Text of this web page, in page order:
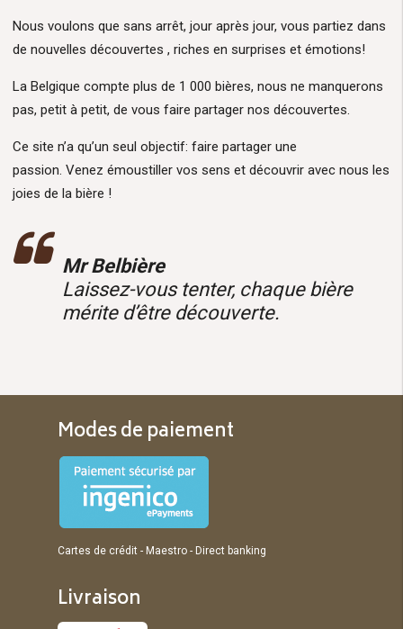
Nous voulons que sans arrêt, jour après jour, vous partiez dans
de nouvelles découvertes , riches en surprises et émotions!
La Belgique compte plus de 1 000 bières, nous ne manquerons
pas, petit à petit, de vous faire partager nos découvertes.
Ce site n’a qu’un seul objectif: faire partager une
passion. Venez émoustiller vos sens et découvrir avec nous les
joies de la bière !
Mr Belbière
Laissez-vous tenter, chaque bière
mérite d’être découverte.
Modes de paiement
Cartes de crédit - Maestro - Direct banking
Livraison